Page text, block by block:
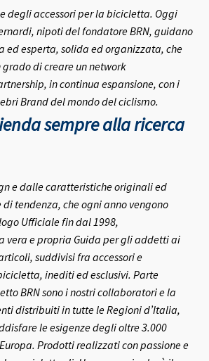
degli accessori per la bicicletta. Oggi
nipoti del fondatore BRN, guidano
ed esperta, solida ed organizzata, che
di creare un network
in continua espansione, con i
Brand del mondo del ciclismo.
sempre alla ricerca
e dalle caratteristiche originali ed
tendenza, che ogni anno vengono
Ufficiale fin dal 1998,
vera e propria Guida per gli addetti ai
suddivisi fra accessori e
inediti ed esclusivi. Parte
BRN sono i nostri collaboratori e la
distribuiti in tutte le Regioni d’Italia,
le esigenze degli oltre 3.000
Prodotti realizzati con passione e